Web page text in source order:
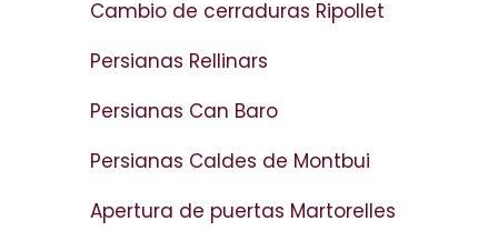
Cambio de cerraduras Ripollet
Persianas Rellinars
Persianas Can Baro
Persianas Caldes de Montbui
Apertura de puertas Martorelles